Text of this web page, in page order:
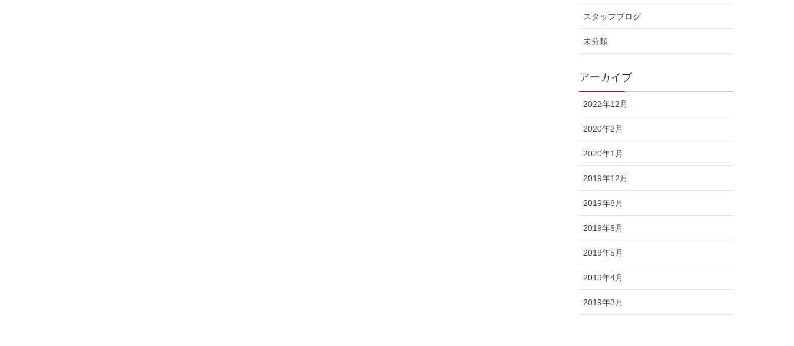
スタッフブログ
未分類
アーカイブ
2022年12月
2020年2月
2020年1月
2019年12月
2019年8月
2019年6月
2019年5月
2019年4月
2019年3月